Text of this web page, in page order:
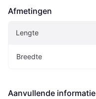
Afmetingen
Lengte
Breedte
Aanvullende informatie